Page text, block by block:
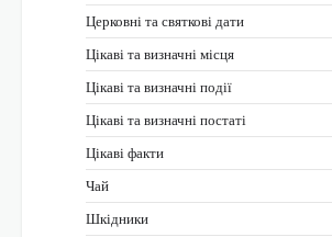
Церковні та святкові дати
Цікаві та визначні місця
Цікаві та визначні події
Цікаві та визначні постаті
Цікаві факти
Чай
Шкідники